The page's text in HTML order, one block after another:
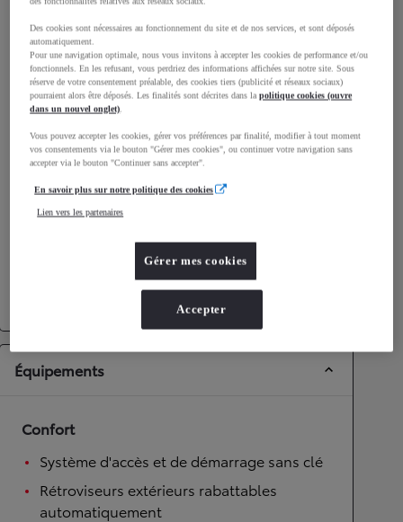
Consommation mixte
Consommation mixte 4L/100 km
Émissions CO2
98g/km
Performances
Accélération 0-100km/h
Roues motrices avant
Équipements
Confort
Système d'accès et de démarrage sans clé
Rétroviseurs extérieurs rabattables
automatiquement
Des cookies sont nécessaires au fonctionnement du site et de nos services, et sont déposés
automatiquement.
Pour une navigation optimale, nous vous invitons à accepter les cookies de performance et/ou
fonctionnels. En les refusant, vous perdriez des informations affichées sur notre site. Sous
réserve de votre consentement préalable, des cookies tiers (publicité et réseaux sociaux)
pourraient alors être déposés. Les finalités sont décrites dans lapolitique cookies (ouvre
dans un nouvel onglet).
Vous pouvez accepter les cookies, gérer vos préférences par finalité, modifier à tout moment
vos consentements via le bouton "Gérer mes cookies", ou continuer votre navigation sans
accepter via le bouton "Continuer sans accepter".
En savoir plus sur notre politique des cookies
Lien vers les partenaires
Gérer mes cookies
Accepter